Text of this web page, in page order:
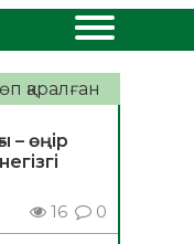
қаралған
– өңір
16 0